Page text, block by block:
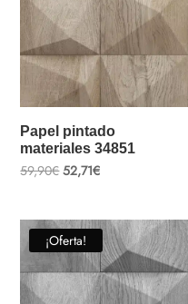
Papel pintado
materiales 34851
59,90€El
precio
59,90€.
52,71€El
52,71€.
¡Oferta!